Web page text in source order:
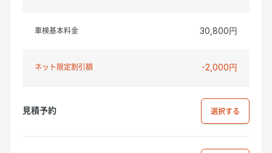
車検基本料金 30,800円
ネット限定割引額 -2,000円
見積予約 選択